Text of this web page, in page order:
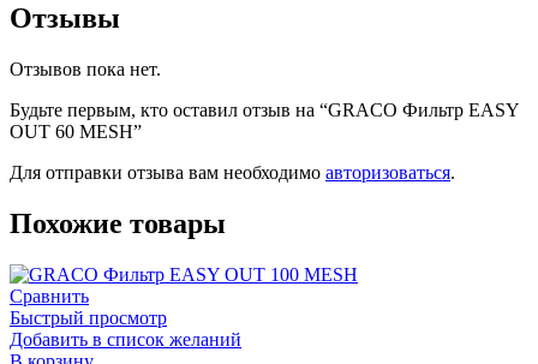
Отзывы
Отзывов пока нет.
Будьте первым, кто оставил отзыв на “GRACO Фильтр EASY
OUT 60 MESH”
Для отправки отзыва вам необходимо авторизоваться.
Похожие товары
Сравнить
Быстрый просмотр
Добавить в список желаний